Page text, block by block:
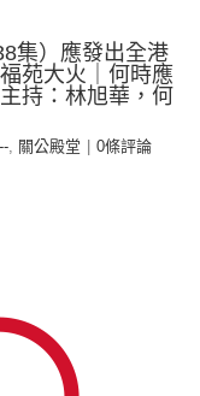
集）應發出全港
苑大火｜何時應
持：林旭華，何
, 關公殿堂 0條評論